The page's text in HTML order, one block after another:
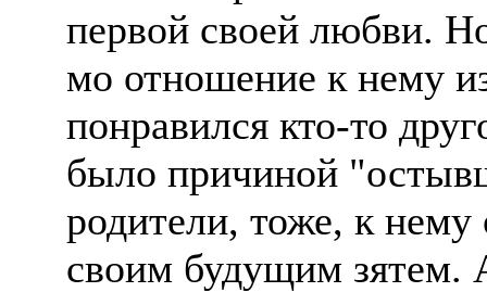
первой своей любви.
мо отношение к нему
понравился кто-то
было причиной
родители, тоже, к
своим будущим зятем.